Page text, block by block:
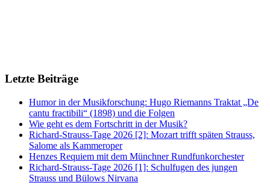
Letzte Beiträge
Humor in der Musikforschung: Hugo Riemanns Traktat „De
cantu fractibili“ (1898) und die Folgen
Wie geht es dem Fortschritt in der Musik?
Richard-Strauss-Tage 2026 [2]: Mozart trifft späten Strauss,
Salome als Kammeroper
Henzes Requiem mit dem Münchner Rundfunkorchester
Richard-Strauss-Tage 2026 [1]: Schulfugen des jungen
Strauss und Bülows Nirvana